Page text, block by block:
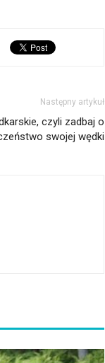
Następny artykuł
czyli zadbaj o
swojej wędki